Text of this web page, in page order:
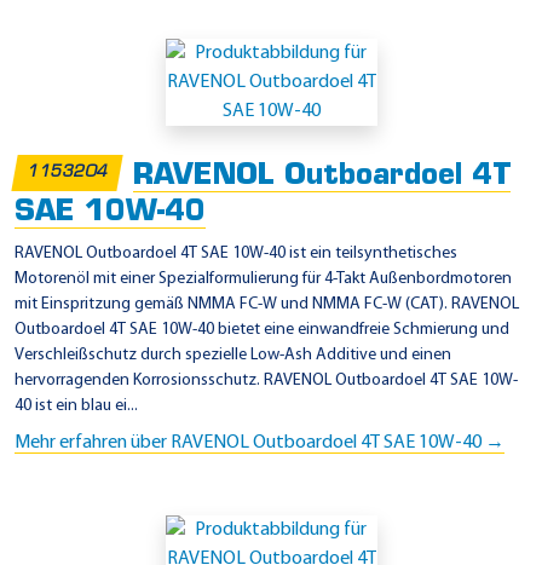
M
A
F
C
-
W
1153204
RAVENOL Outboardoel 4T
SAE 10W-40
RAVENOL Outboardoel 4T SAE 10W-40 ist ein teilsynthetisches
Motorenöl mit einer Spezialformulierung für 4-Takt Außenbordmotoren
mit Einspritzung gemäß NMMA FC-W und NMMA FC-W (CAT). RAVENOL
Outboardoel 4T SAE 10W-40 bietet eine einwandfreie Schmierung und
Verschleißschutz durch spezielle Low-Ash Additive und einen
hervorragenden Korrosionsschutz. RAVENOL Outboardoel 4T SAE 10W-
40 ist ein blau ei...
Mehr erfahren über RAVENOL Outboardoel 4T SAE 10W-40 →